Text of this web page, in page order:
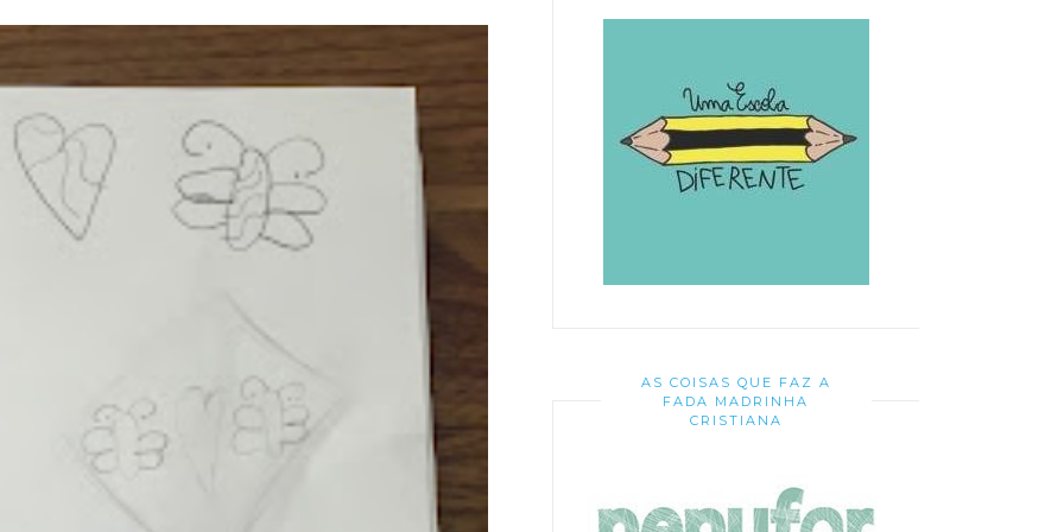
AS COISAS QUE FAZ A
FADA MADRINHA
CRISTIANA